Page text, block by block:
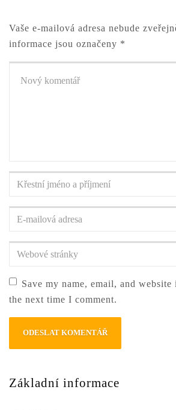
Vaše e-mailová adresa nebude
informace jsou označeny *
komentář*
Křestní
a
příjmení*
adresa*
Save my name, email, and
the next time I comment.
Základní informace